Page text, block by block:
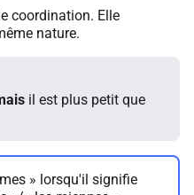
coordination. Elle
nature.
il est plus petit que
» lorsqu'il signifie